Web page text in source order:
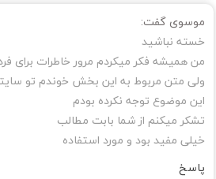
موسوی گفت:
خسته نباشید
من همیشه فکر میکردم مرور خاطرات برای
ولی متن مربوط به این بخش خوندم تو
این موضوع توجه نکرده بودم
تشکر میکنم از شما بابت مطالب
خیلی مفید بود و مورد استفاده
پاسخ